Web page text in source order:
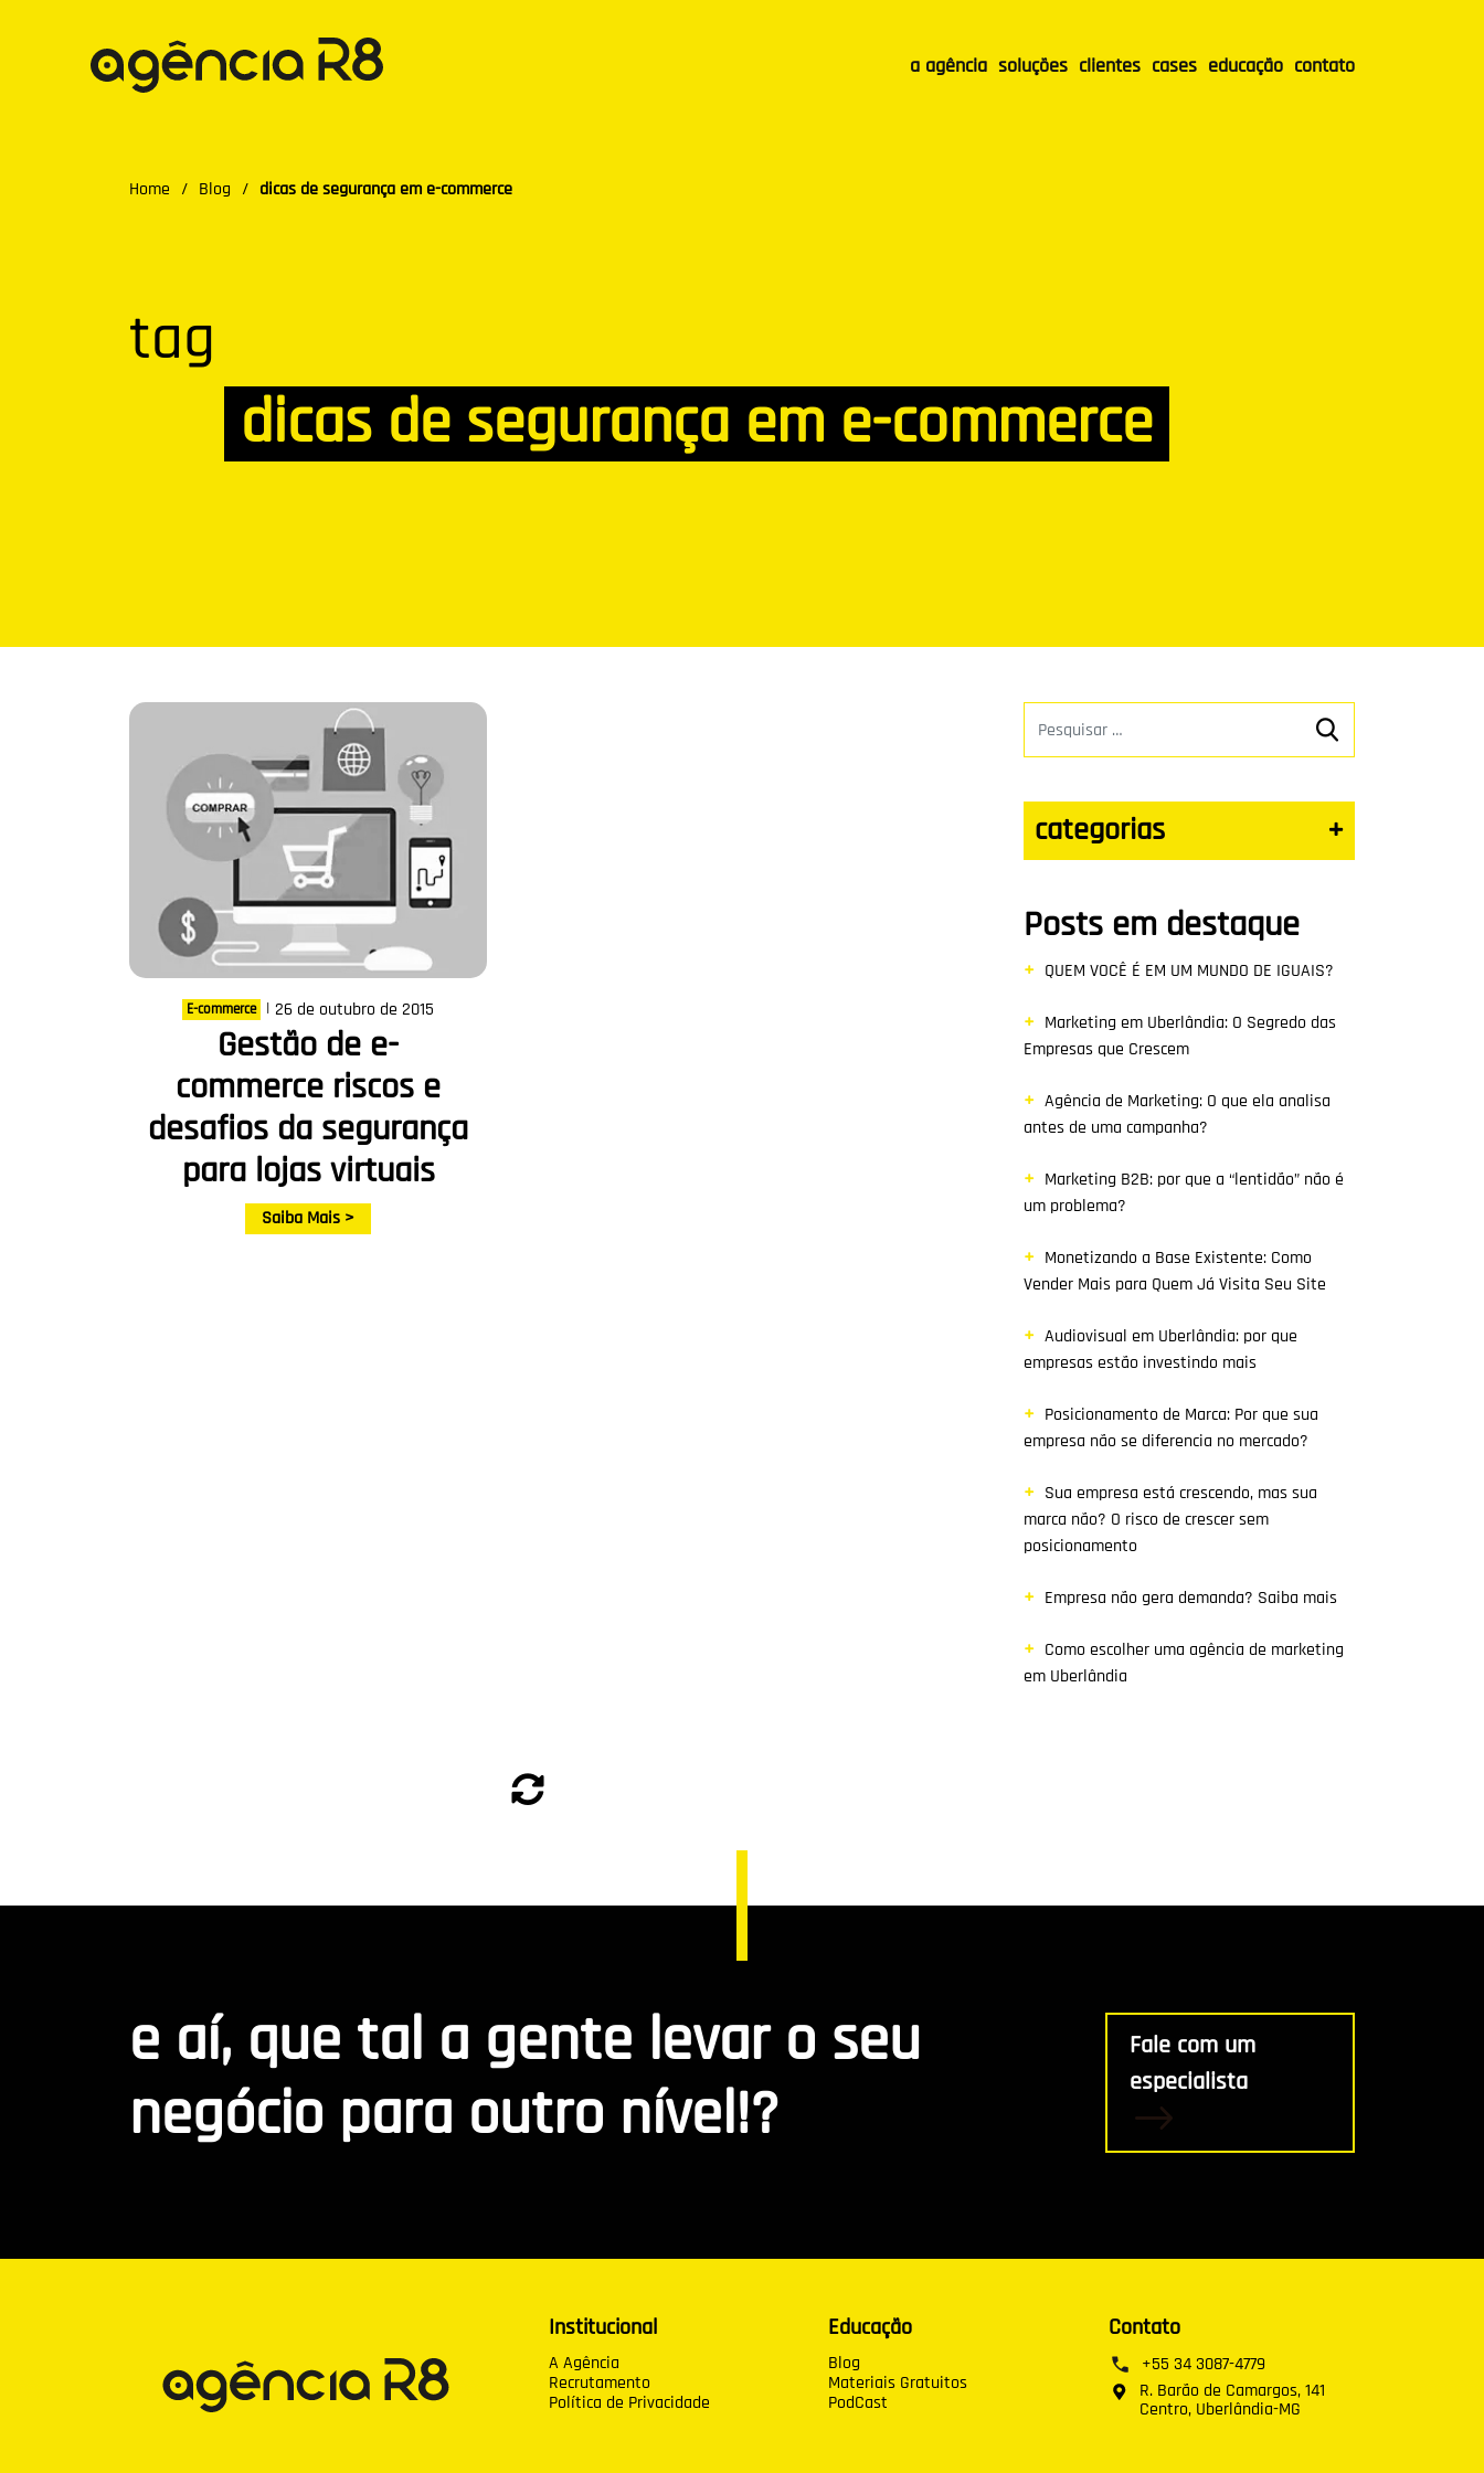
a agência soluções clientes cases educação contato
Home / Blog / dicas de segurança em e-commerce
tag
dicas de segurança em e-commerce
E-commerce | 26 de outubro de 2015
Gestão de e-
commerce riscos e
desafios da segurança
para lojas virtuais
Saiba Mais >
categorias +
Posts em destaque
QUEM VOCÊ É EM UM MUNDO DE IGUAIS?
Marketing em Uberlândia: O Segredo das
Empresas que Crescem
Agência de Marketing: O que ela analisa
antes de uma campanha?
Marketing B2B: por que a “lentidão” não é
um problema?
Monetizando a Base Existente: Como
Vender Mais para Quem Já Visita Seu Site
Audiovisual em Uberlândia: por que
empresas estão investindo mais
Posicionamento de Marca: Por que sua
empresa não se diferencia no mercado?
Sua empresa está crescendo, mas sua
marca não? O risco de crescer sem
posicionamento
Empresa não gera demanda? Saiba mais
Como escolher uma agência de marketing
em Uberlândia
e aí, que tal a gente levar o seu
negócio para outro nível!?
Fale com um
especialista
Institucional
A Agência
Recrutamento
Política de Privacidade
Educação
Blog
Materiais Gratuitos
PodCast
Contato
+55 34 3087-4779
R. Barão de Camargos, 141
Centro, Uberlândia-MG